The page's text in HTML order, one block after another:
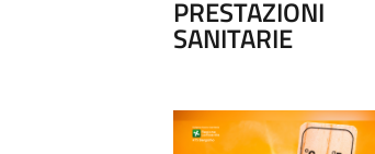
PRESTAZIONI
SANITARIE